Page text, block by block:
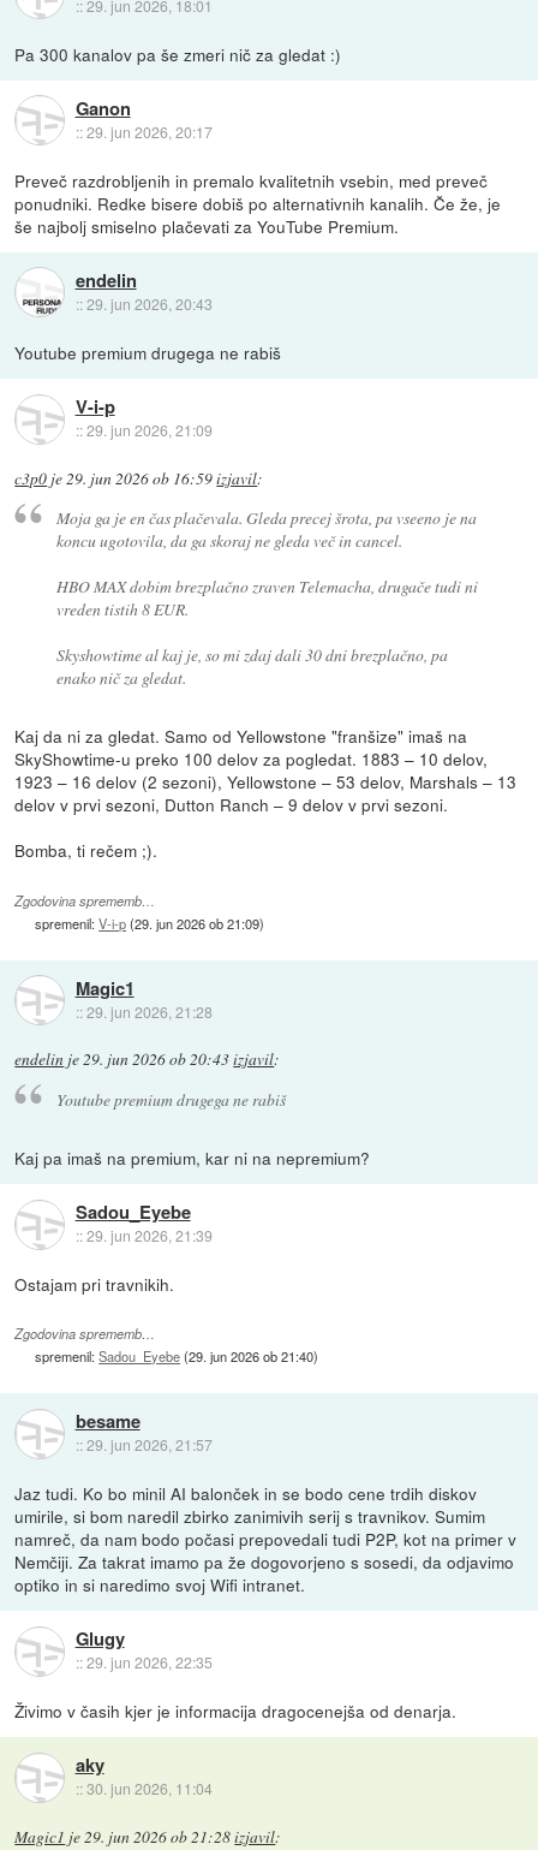
::29. jun 2026, 18:01
Pa 300 kanalov pa še zmeri nič za gledat :)
Ganon
::29. jun 2026, 20:17
Preveč razdrobljenih in premalo kvalitetnih vsebin, med preveč
ponudniki. Redke bisere dobiš po alternativnih kanalih. Če že, je
še najbolj smiselno plačevati za YouTube Premium.
endelin
::29. jun 2026, 20:43
Youtube premium drugega ne rabiš
V-i-p
::29. jun 2026, 21:09
c3p0 je29. jun 2026 ob 16:59izjavil:
Moja ga je en čas plačevala. Gleda precejšrota, pa vseeno je na
koncu ugotovila, da ga skoraj ne gleda več in cancel.
HBO MAX dobim brezplačno zraven Telemacha, drugače tudi ni
vreden tistih 8 EUR.
Skyshowtime al kaj je, so mi zdaj dali 30 dni brezplačno, pa
enako nič za gledat.
Kaj da ni za gledat. Samo od Yellowstone "franšize" imaš na
SkyShowtime-u preko 100 delov za pogledat. 1883 – 10 delov,
1923 – 16 delov (2 sezoni), Yellowstone – 53 delov, Marshals – 13
delov v prvi sezoni, Dutton Ranch – 9 delov v prvi sezoni.
Bomba, ti rečem ;).
Zgodovina sprememb…
spremenil:V-i-p(29. jun 2026 ob 21:09)
Magic1
::29. jun 2026, 21:28
endelin je29. jun 2026 ob 20:43izjavil:
Youtube premium drugega ne rabiš
Kaj pa imaš na premium, kar ni na nepremium?
Sadou_Eyebe
::29. jun 2026, 21:39
Ostajam pri travnikih.
Zgodovina sprememb…
spremenil:Sadou_Eyebe(29. jun 2026 ob 21:40)
besame
::29. jun 2026, 21:57
Jaz tudi. Ko bo minil AI balonček in se bodo cene trdih diskov
umirile, si bom naredil zbirko zanimivih serij s travnikov. Sumim
namreč, da nam bodo počasi prepovedali tudi P2P, kot na primer v
Nemčiji. Za takrat imamo pa že dogovorjeno s sosedi, da odjavimo
optiko in si naredimo svoj Wifi intranet.
Glugy
::29. jun 2026, 22:35
Živimo v časih kjer je informacija dragocenejša od denarja.
aky
::30. jun 2026, 11:04
Magic1 je29. jun 2026 ob 21:28izjavil: